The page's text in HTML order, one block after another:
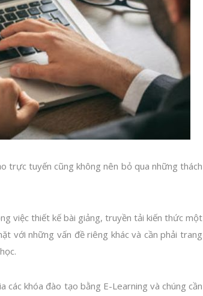
trực tuyến cũng không nên bỏ qua những thách
việc thiết kế bài giảng, truyền tải kiến thức một
với những vấn đề riêng khác và cần phải trang
các khóa đào tạo bằng E-Learning và chúng cần